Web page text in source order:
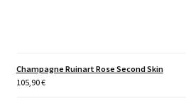
Champagne Ruinart Rose Second Skin
105,90€